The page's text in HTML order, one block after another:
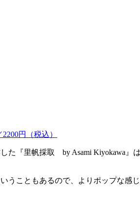
円（税込）
た『里帆採取 by Asami Kiyokawa』
うこともあるので、よりポップな感